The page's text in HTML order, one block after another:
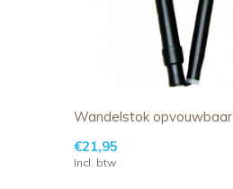
Wandelstok opvouwbaar
€21,95
Incl. btw